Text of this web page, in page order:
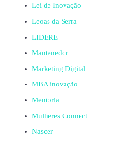
Lei de Inovação
Leoas da Serra
LIDERE
Mantenedor
Marketing Digital
MBA inovação
Mentoria
Mulheres Connect
Nascer